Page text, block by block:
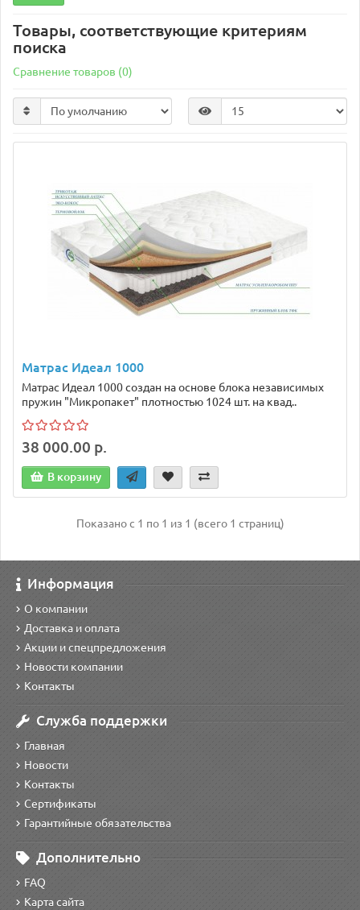
Товары, соответствующие критериям
поиска
Сравнение товаров (0)
Матрас Идеал 1000
Матрас Идеал 1000 создан на основе блока независимых
пружин "Микропакет" плотностью 1024 шт. на квад..
38 000.00 р.
В корзину
Показано с 1 по 1 из 1 (всего 1 страниц)
Информация
О компании
Доставка и оплата
Акции и спецпредложения
Новости компании
Контакты
Служба поддержки
Главная
Новости
Контакты
Сертификаты
Гарантийные обязательства
Дополнительно
FAQ
Карта сайта